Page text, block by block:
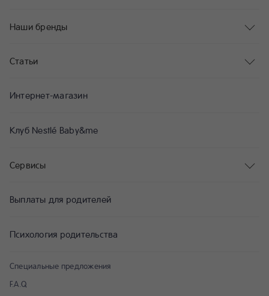
Наши бренды
Статьи
Специальные предложения
F.A.Q
Интернет-магазин
Клуб Nestlé Baby&me
Сервисы
Выплаты для родителей
Психология родительства